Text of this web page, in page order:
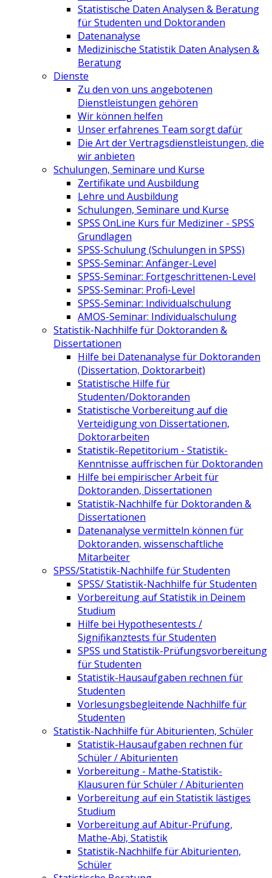
Statistische Daten Analysen & Beratung
für Studenten und Doktoranden
Datenanalyse
Medizinische Statistik Daten Analysen &
Beratung
Dienste
Zu den von uns angebotenen
Dienstleistungen gehören
Wir können helfen
Unser erfahrenes Team sorgt dafür
Die Art der Vertragsdienstleistungen, die
wir anbieten
Schulungen, Seminare und Kurse
Zertifikate und Ausbildung
Lehre und Ausbildung
Schulungen, Seminare und Kurse
SPSS OnLine Kurs für Mediziner - SPSS
Grundlagen
SPSS-Schulung (Schulungen in SPSS)
SPSS-Seminar: Anfänger-Level
SPSS-Seminar: Fortgeschrittenen-Level
SPSS-Seminar: Profi-Level
SPSS-Seminar: Individualschulung
AMOS-Seminar: Individualschulung
Statistik-Nachhilfe für Doktoranden &
Dissertationen
Hilfe bei Datenanalyse für Doktoranden
(Dissertation, Doktorarbeit)
Statistische Hilfe für
Studenten/Doktoranden
Statistische Vorbereitung auf die
Verteidigung von Dissertationen,
Doktorarbeiten
Statistik-Repetitorium - Statistik-
Kenntnisse auffrischen für Doktoranden
Hilfe bei empirischer Arbeit für
Doktoranden, Dissertationen
Statistik-Nachhilfe für Doktoranden &
Dissertationen
Datenanalyse vermitteln können für
Doktoranden, wissenschaftliche
Mitarbeiter
SPSS/Statistik-Nachhilfe für Studenten
SPSS/ Statistik-Nachhilfe für Studenten
Vorbereitung auf Statistik in Deinem
Studium
Hilfe bei Hypothesentests /
Signifikanztests für Studenten
SPSS und Statistik-Prüfungsvorbereitung
für Studenten
Statistik-Hausaufgaben rechnen für
Studenten
Vorlesungsbegleitende Nachhilfe für
Studenten
Statistik-Nachhilfe für Abiturienten, Schüler
Statistik-Hausaufgaben rechnen für
Schüler / Abiturienten
Vorbereitung - Mathe-Statistik-
Klausuren für Schüler / Abiturienten
Vorbereitung auf ein Statistik lästiges
Studium
Vorbereitung auf Abitur-Prüfung,
Mathe-Abi, Statistik
Statistik-Nachhilfe für Abiturienten,
Schüler